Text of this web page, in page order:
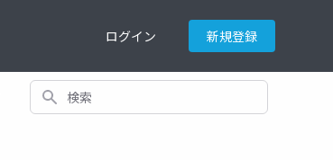
ログイン 新規登録
検索